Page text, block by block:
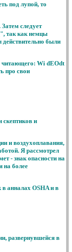
под лупой, то
следует
так как немцы
действительно были
читающего: Wi dEOdt
про свои
и
и воздухоплавания,
Я рассмотрел
- знак опасности на
на более
анналах OSHA и в
развернувшейся в